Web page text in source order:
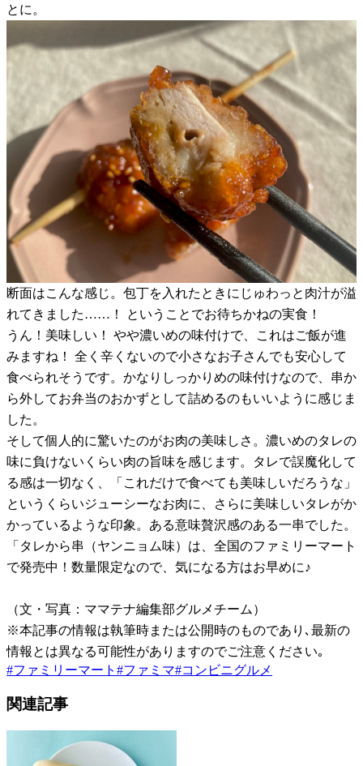
とに。
断面はこんな感じ。包丁を入れたときにじゅわっと肉汁が溢
れてきました……！ ということでお待ちかねの実食！
うん！美味しい！ やや濃いめの味付けで、これはご飯が進
みますね！ 全く辛くないので小さなお子さんでも安心して
食べられそうです。かなりしっかりめの味付けなので、串か
ら外してお弁当のおかずとして詰めるのもいいように感じま
した。
そして個人的に驚いたのがお肉の美味しさ。濃いめのタレの
味に負けないくらい肉の旨味を感じます。タレで誤魔化して
る感は一切なく、「これだけで食べても美味しいだろうな」
というくらいジューシーなお肉に、さらに美味しいタレがか
かっているような印象。ある意味贅沢感のある一串でした。
「タレから串（ヤンニョム味）は、全国のファミリーマート
で発売中！数量限定なので、気になる方はお早めに♪
（文・写真：ママテナ編集部グルメチーム）
※本記事の情報は執筆時または公開時のものであり､最新の
情報とは異なる可能性がありますのでご注意ください｡
#ファミリーマート #ファミマ#コンビニグルメ
関連記事